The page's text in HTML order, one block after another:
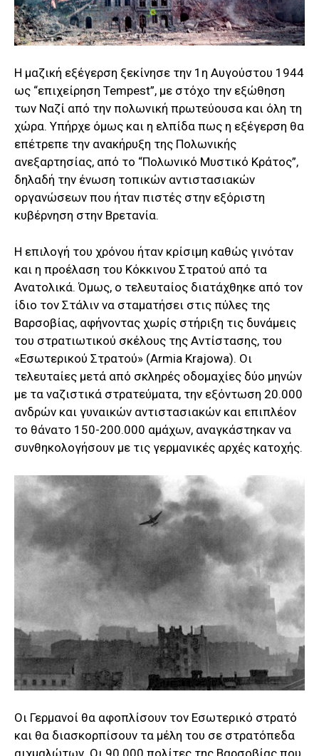
Η μαζική εξέγερση ξεκίνησε την 1η Αυγούστου 1944
ως “επιχείρηση Tempest”, με στόχο την εξώθηση
των Ναζί από την πολωνική πρωτεύουσα και όλη τη
χώρα. Υπήρχε όμως και η ελπίδα πως η εξέγερση θα
επέτρεπε την ανακήρυξη της Πολωνικής
ανεξαρτησίας, από το “Πολωνικό Μυστικό Κράτος”,
δηλαδή την ένωση τοπικών αντιστασιακών
οργανώσεων που ήταν πιστές στην εξόριστη
κυβέρνηση στην Βρετανία.
Η επιλογή του χρόνου ήταν κρίσιμη καθώς γινόταν
και η προέλαση του Κόκκινου Στρατού από τα
Ανατολικά. Όμως, ο τελευταίος διατάχθηκε από τον
ίδιο τον Στάλιν να σταματήσει στις πύλες της
Βαρσοβίας, αφήνοντας χωρίς στήριξη τις δυνάμεις
του στρατιωτικού σκέλους της Αντίστασης, του
«Εσωτερικού Στρατού» (Armia Krajowa). Οι
τελευταίες μετά από σκληρές οδομαχίες δύο μηνών
με τα ναζιστικά στρατεύματα, την εξόντωση 20.000
ανδρών και γυναικών αντιστασιακών και επιπλέον
το θάνατο 150-200.000 αμάχων, αναγκάστηκαν να
συνθηκολογήσουν με τις γερμανικές αρχές κατοχής.
Οι Γερμανοί θα αφοπλίσουν τον Εσωτερικό στρατό
και θα διασκορπίσουν τα μέλη του σε στρατόπεδα
αιχμαλώτων. Οι 90.000 πολίτες της Βαρσοβίας που